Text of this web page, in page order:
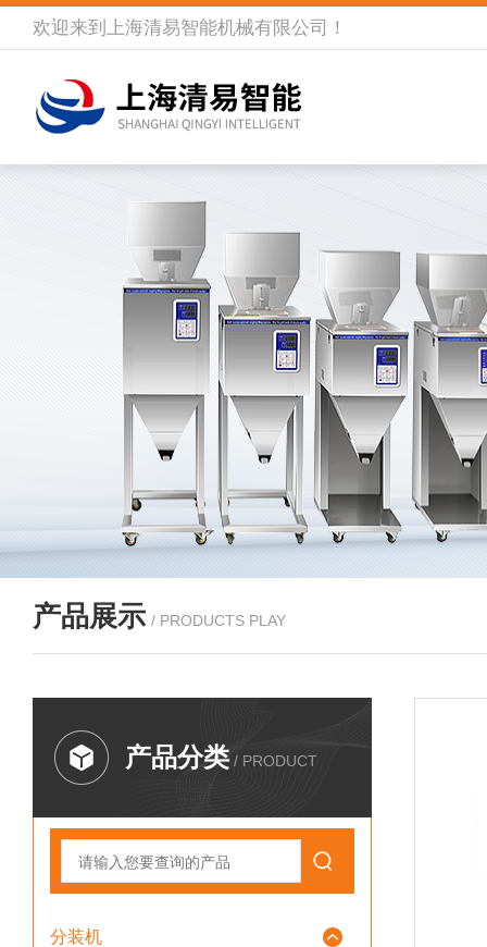
欢迎来到 上海清易智能机械有限公司 ！
产品展示 / PRODUCTS PLAY
产品分类 / PRODUCT
分装机